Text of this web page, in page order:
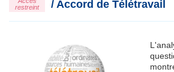
restreint
/ Accord de Télétravail